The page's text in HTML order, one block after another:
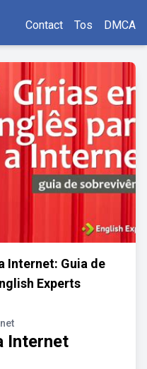
Contact Tos DMCA
Internet: Guia de
Experts
Internet